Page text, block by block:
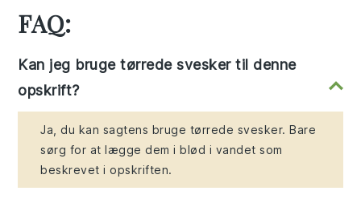
FAQ:
Kan jeg bruge tørrede svesker til denne
opskrift?
Ja, du kan sagtens bruge tørrede svesker. Bare
sørg for at lægge dem i blød i vandet som
beskrevet i opskriften.